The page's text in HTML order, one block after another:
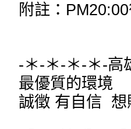
附註：
-＊-＊-＊-＊-高
最優質的環境
誠徵 有自信